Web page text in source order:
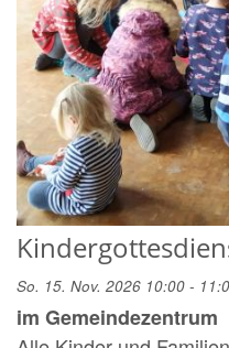
So. 15. Nov. 2026 10:00 -
im Gemeindezentrum